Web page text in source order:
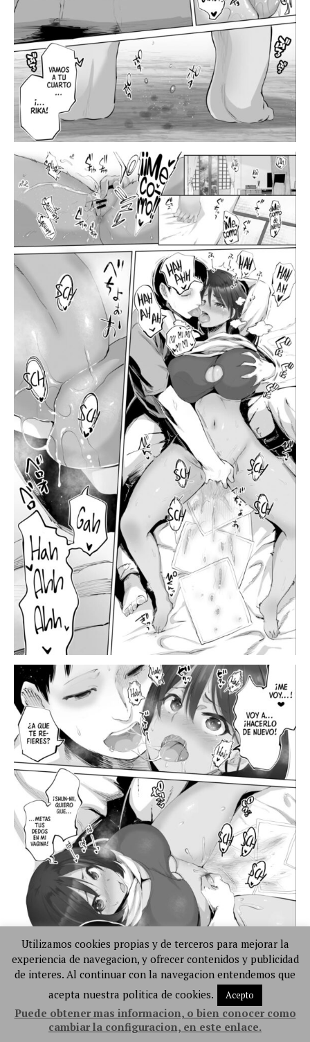
Utilizamos cookies propias y de terceros para mejorar la
experiencia de navegacion, y ofrecer contenidos y publicidad
de interes. Al continuar con la navegacion entendemos que
acepta nuestra politica de cookies.
Acepto
Puede obtener mas informacion, o bien conocer como
cambiar la configuracion, en este enlace.